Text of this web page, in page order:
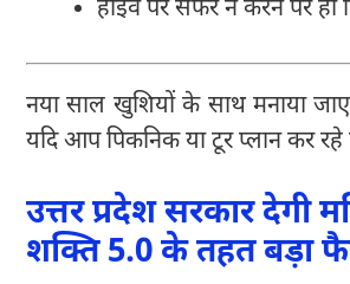
हाईवे पर सफर न करने पर ही
नया साल खुशियों के साथ मनाया
यदि आप पिकनिक या टूर प्लान कर रहे
उत्तर प्रदेश सरकार देगी
शक्ति 5.0 के तहत बड़ा